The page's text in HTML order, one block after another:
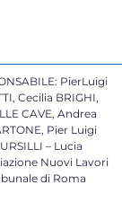
PierLuigi
Cecilia BRIGHI,
CAVE, Andrea
Pier Luigi
– Lucia
Nuovi Lavori
di Roma